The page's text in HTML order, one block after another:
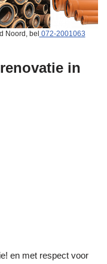
Noord, bel 072-2001063
in
en met respect voor